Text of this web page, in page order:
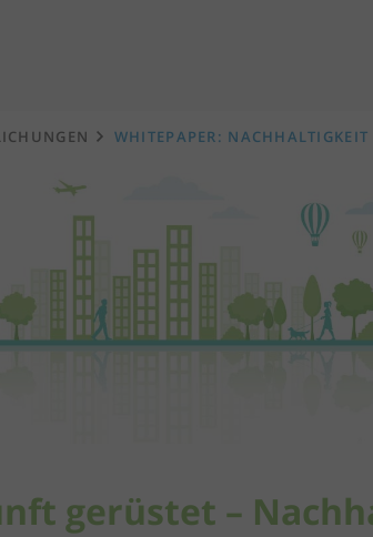
WHITEPAPER:
gerüstet –